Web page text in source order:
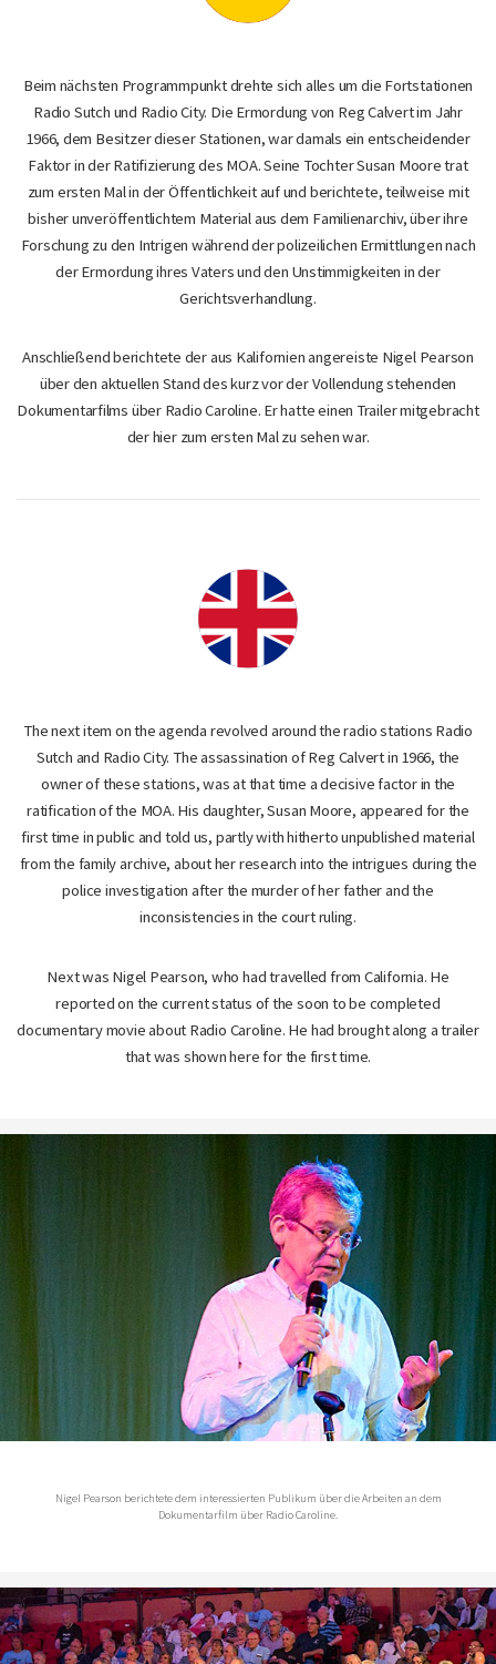
Beim nächsten Programmpunkt drehte sich alles um die Fortstationen
Radio Sutch und Radio City. Die Ermordung von Reg Calvert im Jahr
1966, dem Besitzer dieser Stationen, war damals ein entscheidender
Faktor in der Ratifizierung des MOA. Seine Tochter Susan Moore trat
zum ersten Mal in der Öffentlichkeit auf und berichtete, teilweise mit
bisher unveröffentlichtem Material aus dem Familienarchiv, über ihre
Forschung zu den Intrigen während der polizeilichen Ermittlungen nach
der Ermordung ihres Vaters und den Unstimmigkeiten in der
Gerichtsverhandlung.
Anschließend berichtete der aus Kalifornien angereiste Nigel Pearson
über den aktuellen Stand des kurz vor der Vollendung stehenden
Dokumentarfilms über Radio Caroline. Er hatte einen Trailer mitgebracht
der hier zum ersten Mal zu sehen war.
The next item on the agenda revolved around the radio stations Radio
Sutch and Radio City. The assassination of Reg Calvert in 1966, the
owner of these stations, was at that time a decisive factor in the
ratification of the MOA. His daughter, Susan Moore, appeared for the
first time in public and told us, partly with hitherto unpublished material
from the family archive, about her research into the intrigues during the
police investigation after the murder of her father and the
inconsistencies in the court ruling.
Next was Nigel Pearson, who had travelled from California. He
reported on the current status of the soon to be completed
documentary movie about Radio Caroline. He had brought along a trailer
that was shown here for the first time.
Nigel Pearson berichtete dem interessierten Publikum über die Arbeiten an dem
Dokumentarfilm über Radio Caroline.